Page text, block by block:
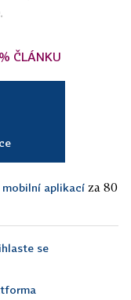
ČLÁNKU
mobilní aplikací za 80
se